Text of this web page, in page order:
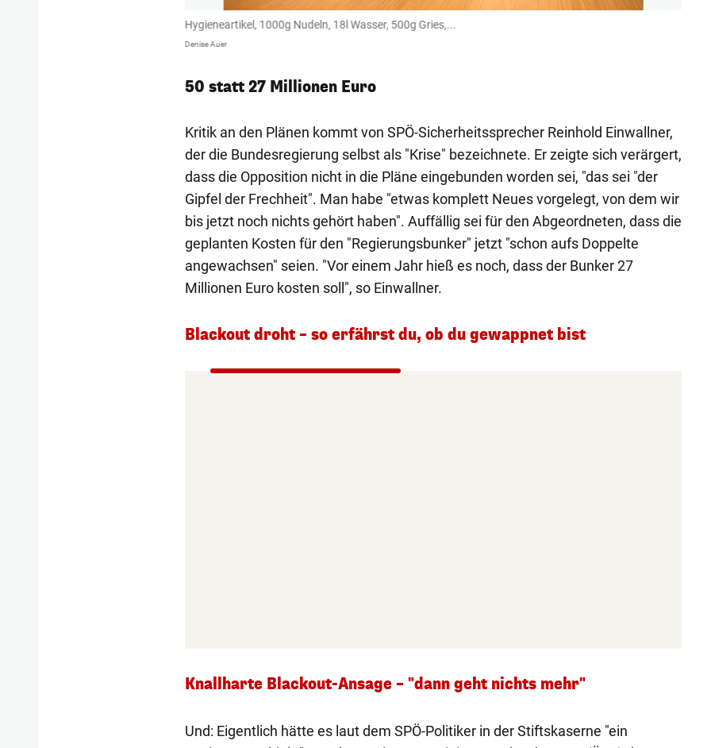
Hygieneartikel, 1000g Nudeln, 18l Wasser, 500g Gries,...
Denise Auer
50 statt 27 Millionen Euro
Kritik an den Plänen kommt von SPÖ-Sicherheitssprecher Reinhold Einwallner,
der die Bundesregierung selbst als "Krise" bezeichnete. Er zeigte sich verärgert,
dass die Opposition nicht in die Pläne eingebunden worden sei, "das sei "der
Gipfel der Frechheit". Man habe "etwas komplett Neues vorgelegt, von dem wir
bis jetzt noch nichts gehört haben". Auffällig sei für den Abgeordneten, dass die
geplanten Kosten für den "Regierungsbunker" jetzt "schon aufs Doppelte
angewachsen" seien. "Vor einem Jahr hieß es noch, dass der Bunker 27
Millionen Euro kosten soll", so Einwallner.
Blackout droht – so erfährst du, ob du gewappnet bist
Knallharte Blackout-Ansage – "dann geht nichts mehr"
Und: Eigentlich hätte es laut dem SPÖ-Politiker in der Stiftskaserne "ein